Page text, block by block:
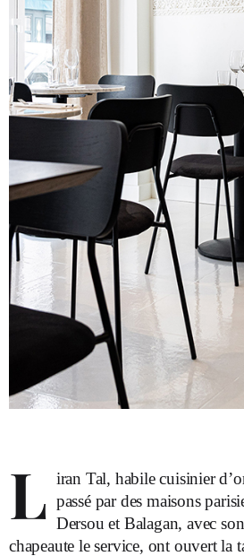
L iran Tal, habile cuisinier
passé par des maisons
Dersou et Balagan, avec
chapeaute le service, ont ouvert la